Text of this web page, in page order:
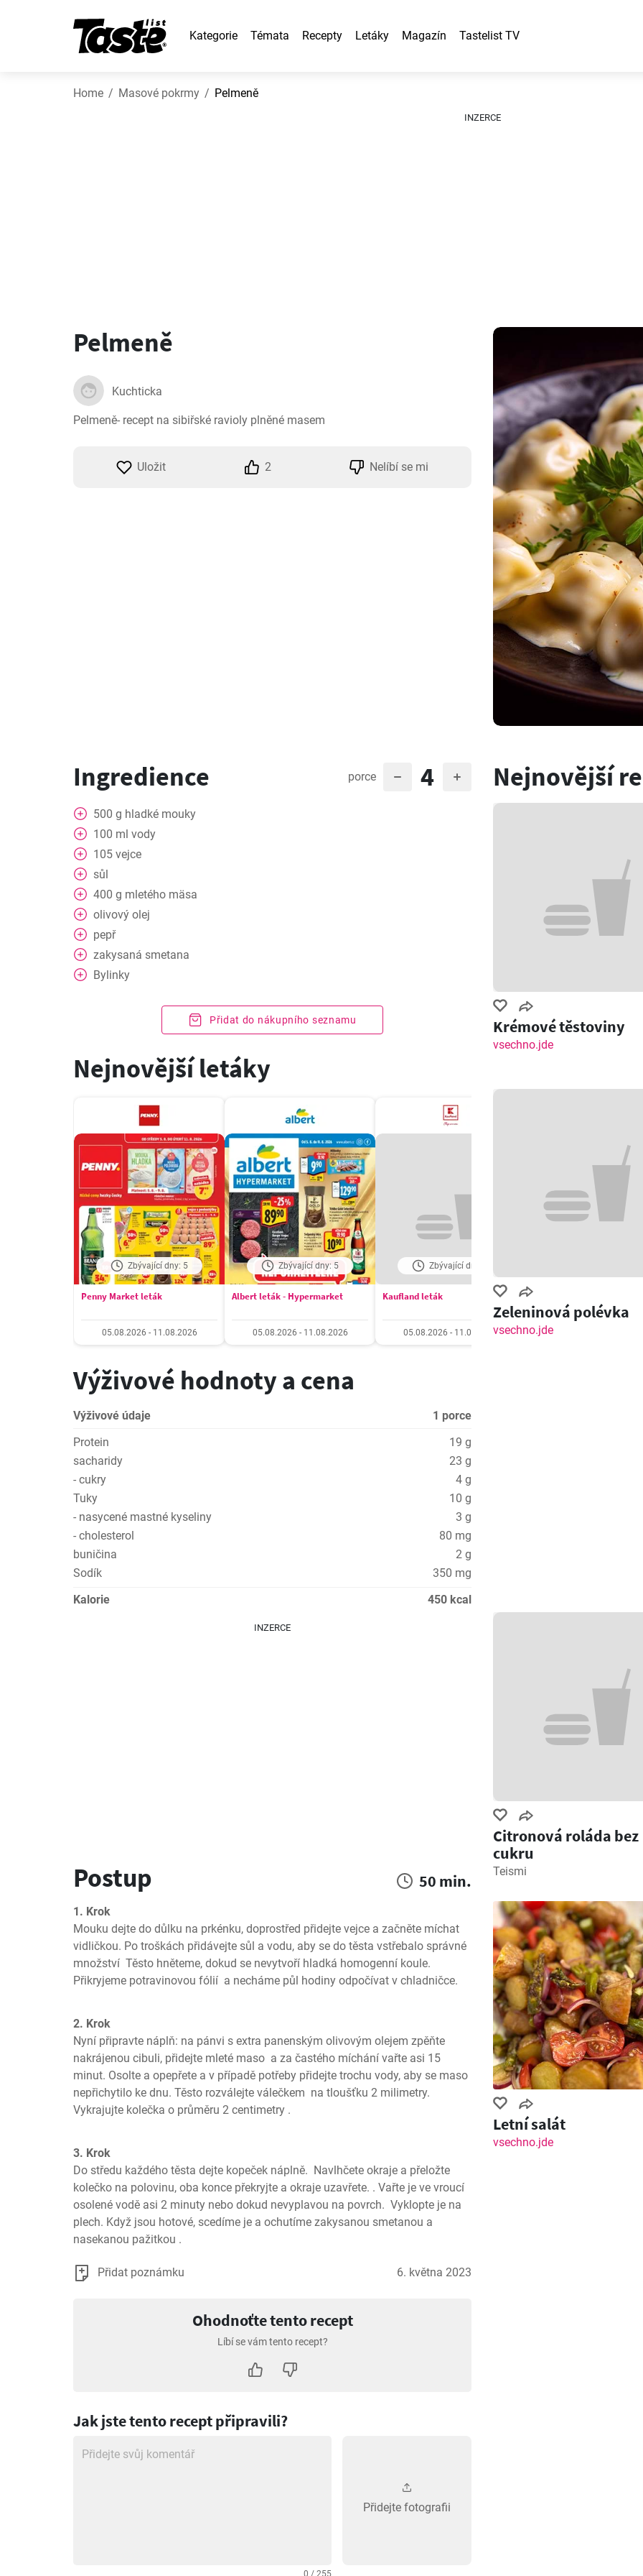
Kategorie Témata Recepty Letáky Magazín Tastelist TV
Home Masové pokrmy Pelmeně
INZERCE
Pelmeně
Kuchticka
Pelmeně- recept na sibiřské ravioly plněné masem
Uložit 2 Nelíbí se mi
Ingredience porce 4
500 g hladké mouky
100 ml vody
105 vejce
sůl
400 g mletého mäsa
olivový olej
pepř
zakysaná smetana
Bylinky
Přidat do nákupního seznamu
Nejnovější letáky
Zbývající dny: 5
Penny Market leták
05.08.2026 - 11.08.2026
Zbývající dny: 5
Albert leták - Hypermarket
05.08.2026 - 11.08.2026
Zbývající dny: 5
Kaufland leták
05.08.2026 - 11.08.2026
Výživové hodnoty a cena
Výživové údaje
1 porce
Protein
19 g
sacharidy
23 g
- cukry
4 g
Tuky
10 g
- nasycené mastné kyseliny
3 g
- cholesterol
80 mg
buničina
2 g
Sodík
350 mg
Kalorie
450 kcal
INZERCE
Postup 50 min.
1. Krok
Mouku dejte do důlku na prkénku, doprostřed přidejte vejce a začněte míchat
vidličkou. Po troškách přidávejte sůl a vodu, aby se do těsta vstřebalo správné
množství  Těsto hněteme, dokud se nevytvoří hladká homogenní koule.
Přikryjeme potravinovou fólií  a necháme půl hodiny odpočívat v chladničce.
2. Krok
Nyní připravte náplň: na pánvi s extra panenským olivovým olejem zpěňte
nakrájenou cibuli, přidejte mleté maso  a za častého míchání vařte asi 15
minut. Osolte a opepřete a v případě potřeby přidejte trochu vody, aby se maso
nepřichytilo ke dnu. Těsto rozválejte válečkem  na tloušťku 2 milimetry.
Vykrajujte kolečka o průměru 2 centimetry .
3. Krok
Do středu každého těsta dejte kopeček náplně.  Navlhčete okraje a přeložte
kolečko na polovinu, oba konce překryjte a okraje uzavřete. . Vařte je ve vroucí
osolené vodě asi 2 minuty nebo dokud nevyplavou na povrch.  Vyklopte je na
plech. Když jsou hotové, scedíme je a ochutíme zakysanou smetanou a
nasekanou pažitkou .
Přidat poznámku 6. května 2023
Ohodnoťte tento recept
Líbí se vám tento recept?
Jak jste tento recept připravili?
0 / 255
Přidejte fotografii
Nejnovější
Krémové těstoviny
vsechno.jde
Zeleninová polévka
vsechno.jde
Citronová roláda bez
cukru
Teismi
Letní salát
vsechno.jde